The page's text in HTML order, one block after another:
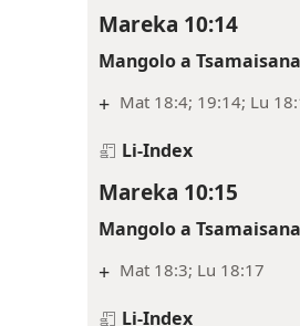
Mareka 10:14
Mangolo a
+ Mat 18:4; 19:14; Lu
Li-Index
Mareka 10:15
Mangolo a
+ Mat 18:3; Lu 18:17
Li-Index